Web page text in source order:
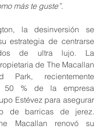
más te guste”.
la desinversión se
estrategia de centrarse
de ultra lujo. La
de The Macallan
Park, recientemente
50 % de la empresa
Estévez para asegurar
de barricas de jerez.
Macallan renovó su